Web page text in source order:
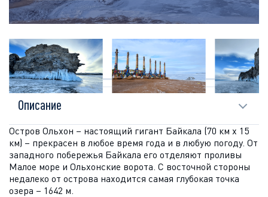
ОПИСАНИЕ
Описание
Остров Ольхон – настоящий гигант Байкала (70 км х 15
км) – прекрасен в любое время года и в любую погоду. От
западного побережья Байкала его отделяют проливы
Малое море и Ольхонские ворота. С восточной стороны
недалеко от острова находится самая глубокая точка
озера – 1642 м.